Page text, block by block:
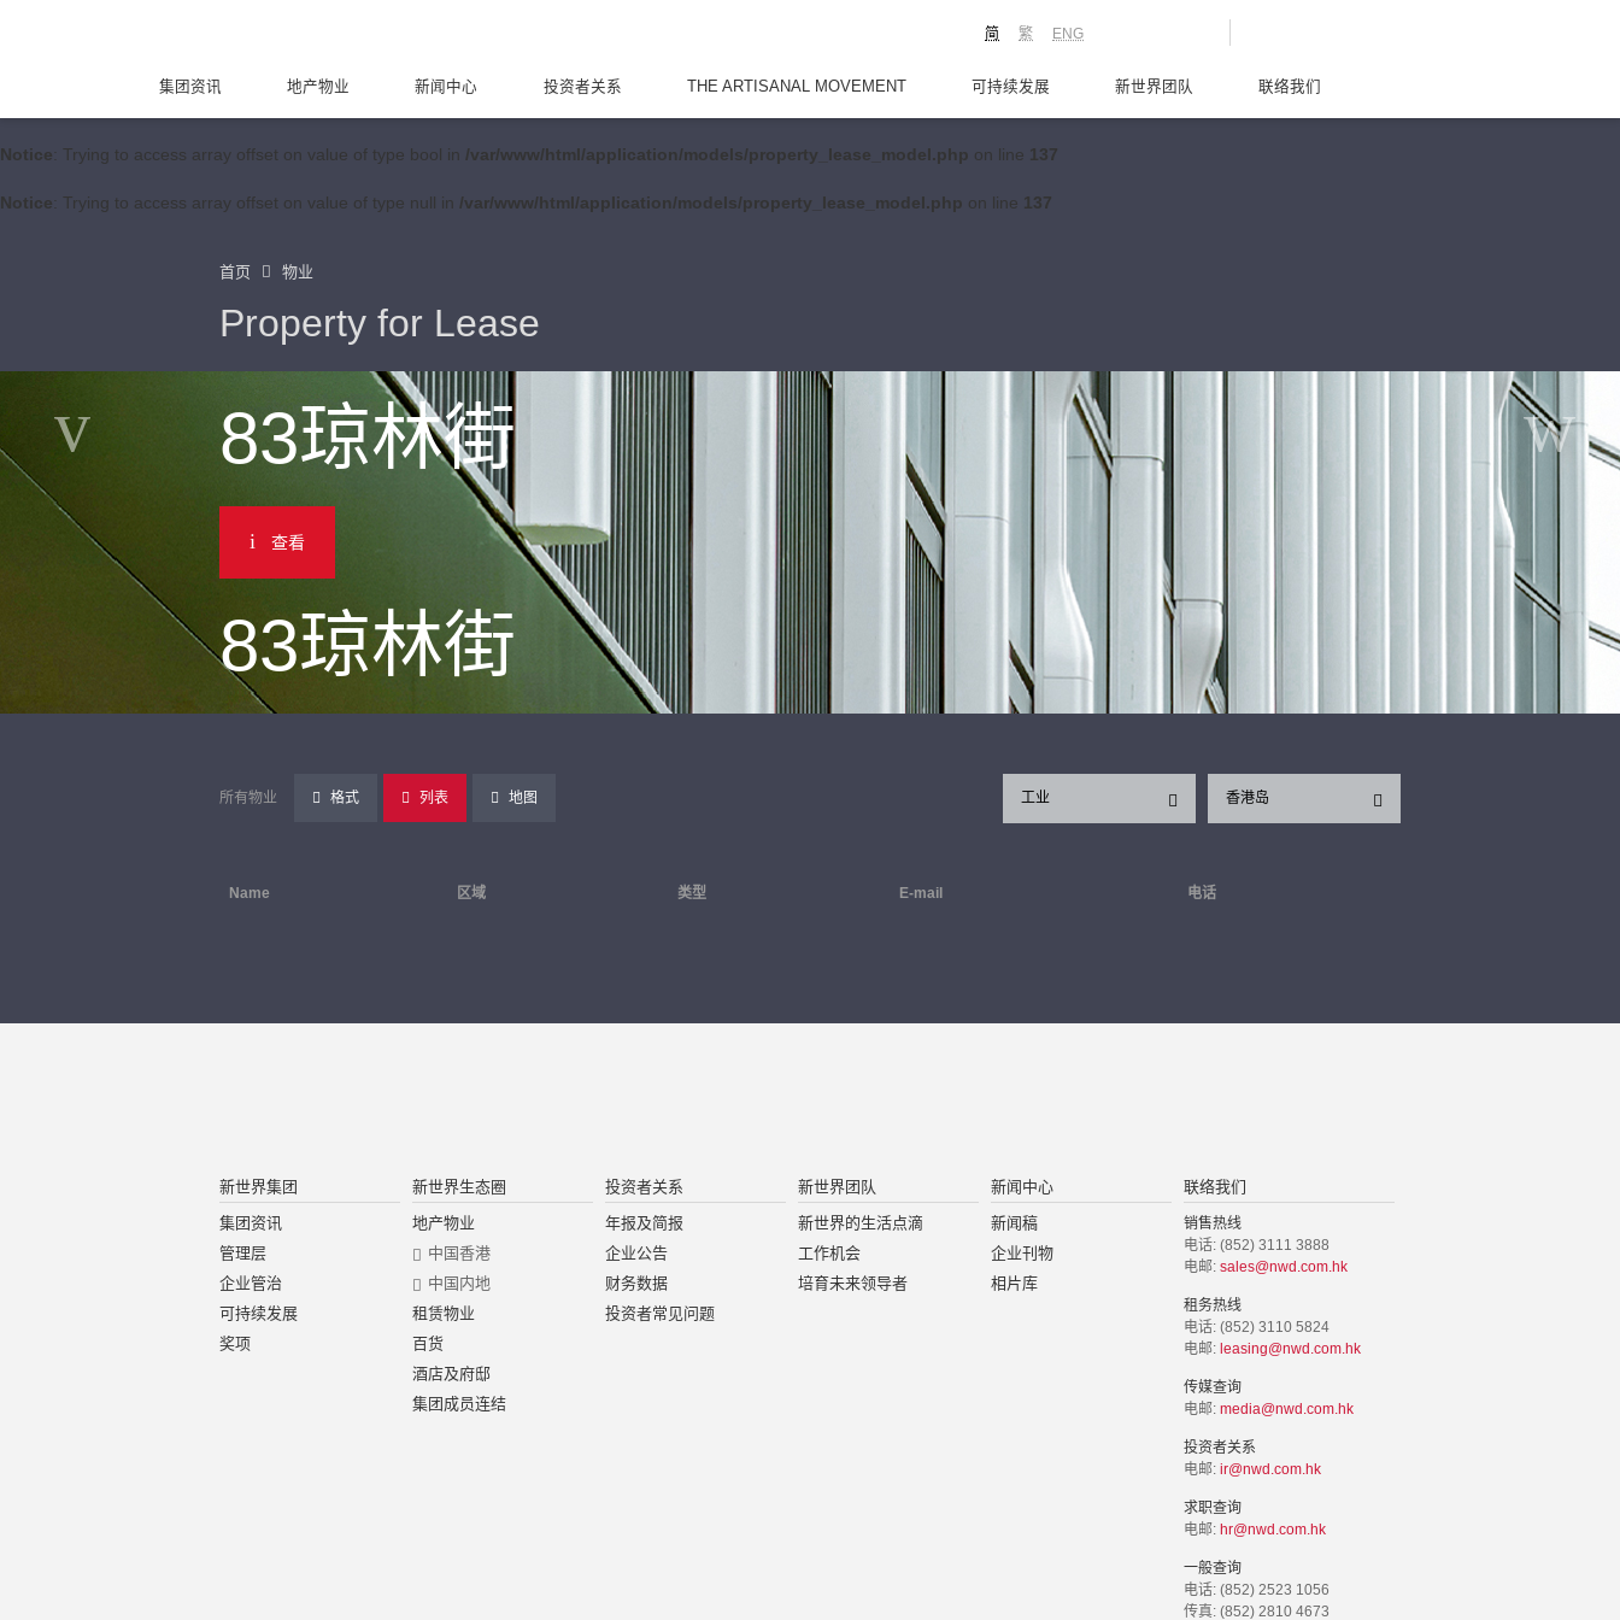
Notice: Trying to access array offset on value of type bool in /var/www/html/application/models/property_lease_model.php on line 137
Notice: Trying to access array offset on value of type null in /var/www/html/application/models/property_lease_model.php on line 137
ENG
繁
简
集团资讯 地产物业 新闻中心 投资者关系 THE ARTISANAL MOVEMENT 可持续发展 新世界团队 联络我们
首页 物业
Property for Lease
83琼林街
查看
83琼林街
所有物业 格式 列表 地图 香港岛
工业
Name 区域 类型 E-mail 电话
新世界集团
集团资讯
管理层
企业管治
可持续发展
奖项
新世界生态圈
地产物业
中国香港
中国内地
租赁物业
百货
酒店及府邸
集团成员连结
投资者关系
年报及简报
企业公告
财务数据
投资者常见问题
新世界团队
新世界的生活点滴
工作机会
培育未来领导者
新闻中心
新闻稿
企业刊物
相片库
联络我们
销售热线
电话: (852) 3111 3888
电邮: sales@nwd.com.hk
租务热线
电话: (852) 3110 5824
电邮: leasing@nwd.com.hk
传媒查询
电邮: media@nwd.com.hk
投资者关系
电邮: ir@nwd.com.hk
求职查询
电邮: hr@nwd.com.hk
一般查询
电话: (852) 2523 1056
传真: (852) 2810 4673